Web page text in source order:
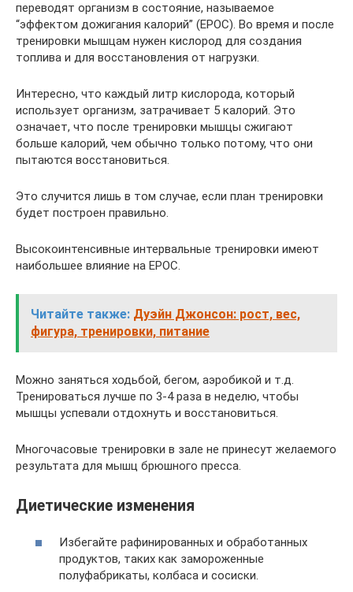
переводят организм в состояние, называемое
“эффектом дожигания калорий” (ЕРОС). Во время и после
тренировки мышцам нужен кислород для создания
топлива и для восстановления от нагрузки.
Интересно, что каждый литр кислорода, который
использует организм, затрачивает 5 калорий. Это
означает, что после тренировки мышцы сжигают
больше калорий, чем обычно только потому, что они
пытаются восстановиться.
Это случится лишь в том случае, если план тренировки
будет построен правильно.
Высокоинтенсивные интервальные тренировки имеют
наибольшее влияние на ЕРОС.
Читайте также: Дуэйн Джонсон: рост, вес,
фигура, тренировки, питание
Можно заняться ходьбой, бегом, аэробикой и т.д.
Тренироваться лучше по 3-4 раза в неделю, чтобы
мышцы успевали отдохнуть и восстановиться.
Многочасовые тренировки в зале не принесут желаемого
результата для мышц брюшного пресса.
Диетические изменения
Избегайте рафинированных и обработанных
продуктов, таких как замороженные
полуфабрикаты, колбаса и сосиски.